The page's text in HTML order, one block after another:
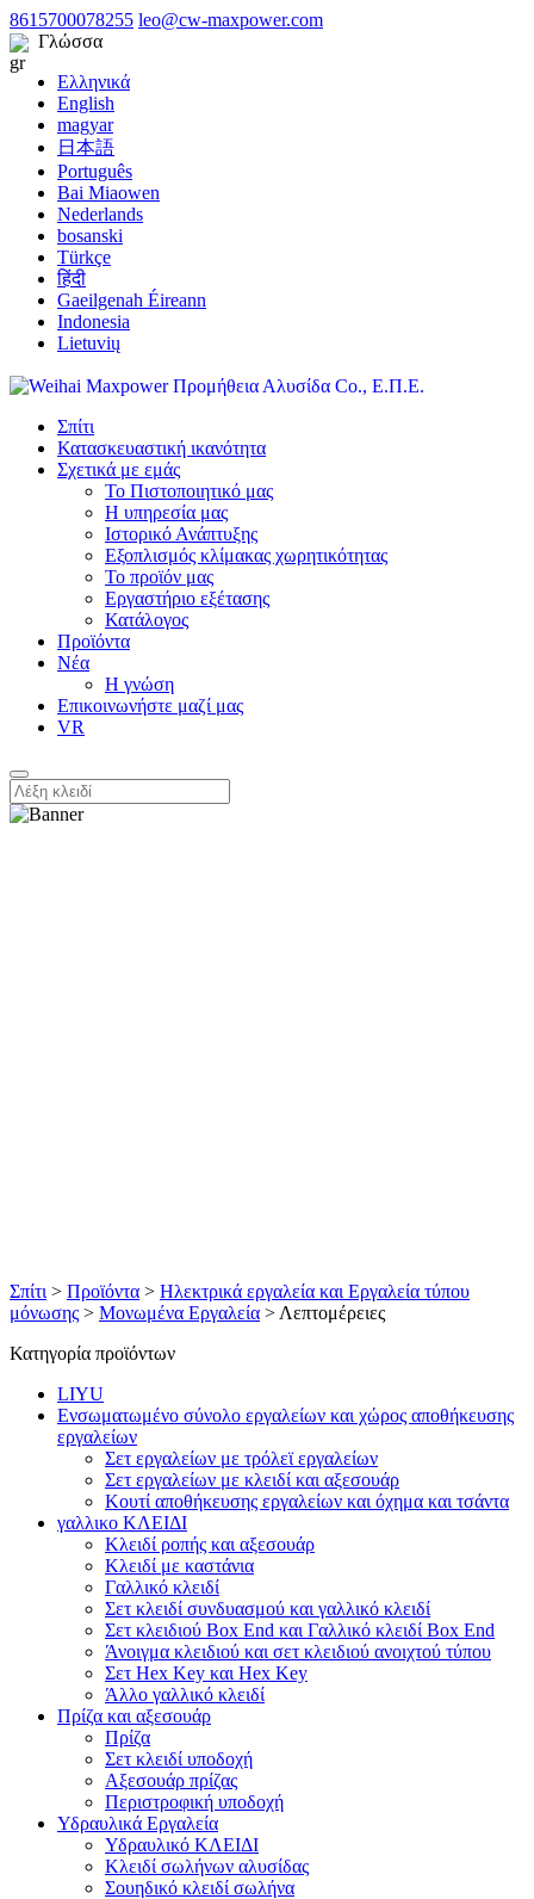
8615700078255 leo@cw-maxpower.com
Γλώσσα
Ελληνικά
English
magyar
日本語
Português
Bai Miaowen
Nederlands
bosanski
Türkçe
हिंदी
Gaeilgenah Éireann
Indonesia
Lietuvių
Σπίτι
Κατασκευαστική ικανότητα
Σχετικά με εμάς
Το Πιστοποιητικό μας
Η υπηρεσία μας
Ιστορικό Ανάπτυξης
Εξοπλισμός κλίμακας χωρητικότητας
Το προϊόν μας
Εργαστήριο εξέτασης
Κατάλογος
Προϊόντα
Νέα
Η γνώση
Επικοινωνήστε μαζί μας
VR
Σπίτι > Προϊόντα > Ηλεκτρικά εργαλεία και Εργαλεία τύπου
μόνωσης > Μονωμένα Εργαλεία > Λεπτομέρειες
Κατηγορία προϊόντων
LIYU
Ενσωματωμένο σύνολο εργαλείων και χώρος αποθήκευσης
εργαλείων
Σετ εργαλείων με τρόλεϊ εργαλείων
Σετ εργαλείων με κλειδί και αξεσουάρ
Κουτί αποθήκευσης εργαλείων και όχημα και τσάντα
γαλλικο ΚΛΕΙΔΙ
Κλειδί ροπής και αξεσουάρ
Κλειδί με καστάνια
Γαλλικό κλειδί
Σετ κλειδί συνδυασμού και γαλλικό κλειδί
Σετ κλειδιού Box End και Γαλλικό κλειδί Box End
Άνοιγμα κλειδιού και σετ κλειδιού ανοιχτού τύπου
Σετ Hex Key και Hex Key
Άλλο γαλλικό κλειδί
Πρίζα και αξεσουάρ
Πρίζα
Σετ κλειδί υποδοχή
Αξεσουάρ πρίζας
Περιστροφική υποδοχή
Υδραυλικά Εργαλεία
Υδραυλικό ΚΛΕΙΔΙ
Κλειδί σωλήνων αλυσίδας
Σουηδικό κλειδί σωλήνα